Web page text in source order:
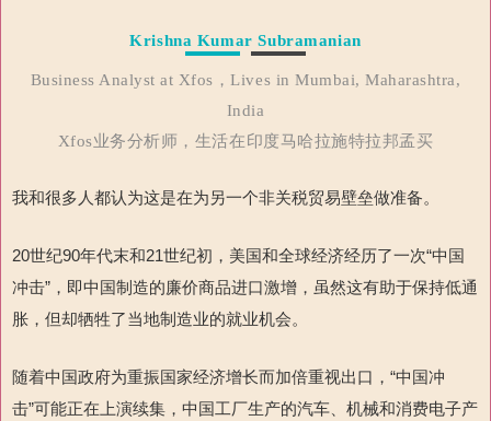
Krishna Kumar Subramanian
Business Analyst at Xfos，Lives in Mumbai, Maharashtra,
India
Xfos业务分析师，生活在印度马哈拉施特拉邦孟买
我和很多人都认为这是在为另一个非关税贸易壁垒做准备。
20世纪90年代末和21世纪初，美国和全球经济经历了一次“中国
冲击”，即中国制造的廉价商品进口激增，虽然这有助于保持低通
胀，但却牺牲了当地制造业的就业机会。
随着中国政府为重振国家经济增长而加倍重视出口，“中国冲
击”可能正在上演续集，中国工厂生产的汽车、机械和消费电子产